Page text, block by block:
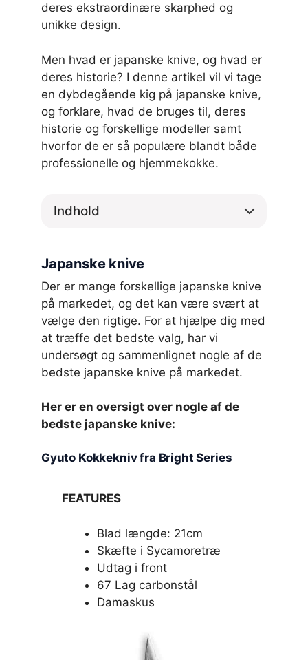
deres ekstraordinære skarphed og
unikke design.
Men hvad er japanske knive, og hvad er
deres historie? I denne artikel vil vi tage
en dybdegående kig på japanske knive,
og forklare, hvad de bruges til, deres
historie og forskellige modeller samt
hvorfor de er så populære blandt både
professionelle og hjemmekokke.
Indhold
Japanske knive
Der er mange forskellige japanske knive
på markedet, og det kan være svært at
vælge den rigtige. For at hjælpe dig med
at træffe det bedste valg, har vi
undersøgt og sammenlignet nogle af de
bedste japanske knive på markedet.
Her er en oversigt over nogle af de
bedste japanske knive:
Gyuto Kokkekniv fra Bright Series
FEATURES
Blad længde: 21cm
Skæfte i Sycamoretræ
Udtag i front
67 Lag carbonstål
Damaskus